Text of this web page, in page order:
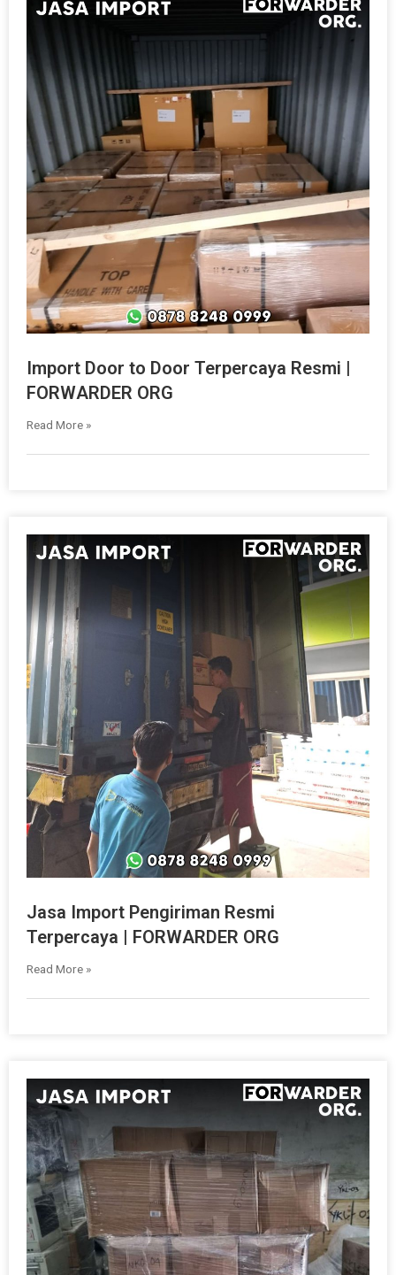
Import Door to Door Terpercaya Resmi |
FORWARDER ORG
Read More »
Jasa Import Pengiriman Resmi
Terpercaya | FORWARDER ORG
Read More »